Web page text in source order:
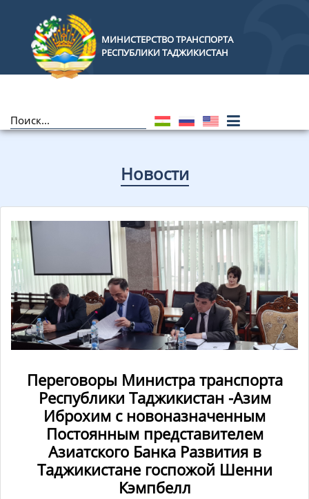
МИНИСТЕРСТВО ТРАНСПОРТА
РЕСПУБЛИКИ ТАДЖИКИСТАН
Новости
Переговоры Министра транспорта
Республики Таджикистан -Азим
Иброхим с новоназначенным
Постоянным представителем
Азиатского Банка Развития в
Таджикистане госпожой Шенни
Кэмпбелл